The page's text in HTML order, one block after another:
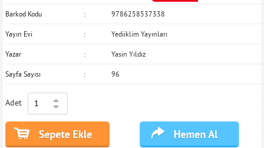
Barkod Kodu 9786258537338
Yayın Evi Yediiklim Yayınları
Yazar Yasin Yıldız
Sayfa Sayısı 96
Adet